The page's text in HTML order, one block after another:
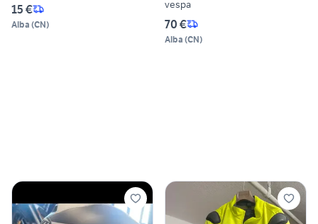
15 €
Alba (CN)
vespa
70 €
Alba (CN)